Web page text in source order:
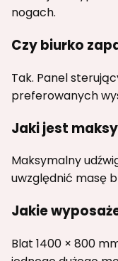
nogach.
Czy biurko
Tak. Panel
preferowanych
Jaki jest
Maksymalny
uwzględnić masę
Jakie
Blat 1400 × 800